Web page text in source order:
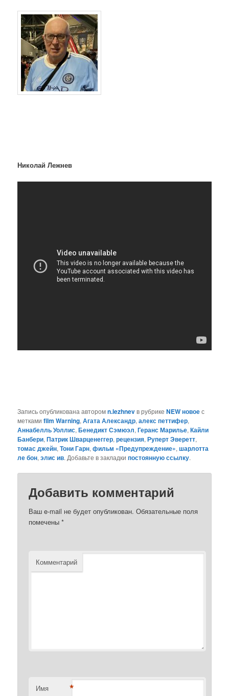
Николай Лежнев
Запись опубликована авторомn.lezhnevв рубрикеNEW новоес
меткамиfilm Warning,Агата Александр,алекс петтифер,
Аннабелль Уоллис,Бенедикт Сэмюэл,Геранс Марилье,Кайли
Банбери,Патрик Шварценеггер,рецензия,Руперт Эверетт,
томас джейн,Тони Гарн,фильм «Предупреждение»,шарлотта
ле бон,элис ив. Добавьте в закладкипостоянную ссылку.
Добавить комментарий
Ваш e-mail не будет опубликован. Обязательные поля
помечены*
Комментарий
Имя *